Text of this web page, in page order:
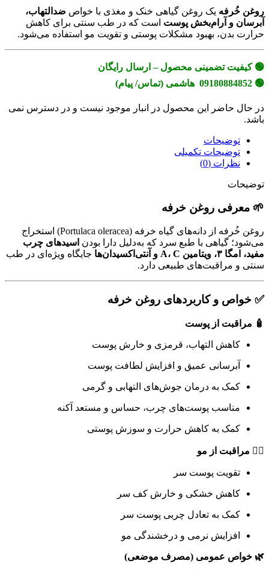
روغن خُرفه یک روغن گیاهی خنک و مغذی با خواص ضدالتهاب،
آبرسان و آرام‌بخش پوست است که در طب سنتی برای کاهش
حرارت بدن، بهبود مشکلات پوستی و تقویت مو استفاده می‌شود.
🟢 کیفیت تضمینی محصول – ارسال رایگان
🟢 09180884852 هاشمی (تماس/ پیام)
در حال حاضر این محصول در انبار موجود نیست و در دسترس نمی
باشد.
توضیحات
توضیحات تکمیلی
نظرات (0)
توضیحات
🌱 معرفی روغن خرفه
روغن خُرفه از دانه‌های گیاه خرفه (Portulaca oleracea) استخراج
می‌شود؛ گیاهی با طبع سرد که به‌دلیل دارا بودن اسیدهای چرب
مفید، امگا ۳، ویتامین A، C و آنتی‌اکسیدان‌ها
جایگاه ویژه‌ای در طب
سنتی و مراقبت‌های طبیعی دارد.
✅ خواص و کاربردهای روغن خرفه
🧴 مراقبت از پوست
کاهش التهاب، قرمزی و خارش پوست
آبرسانی عمیق و افزایش لطافت پوست
کمک به درمان جوش‌های التهابی و گرمی
مناسب پوست‌های چرب، حساس و مستعد آکنه
کمک به کاهش حرارت و سوزش پوستی
💇‍♀️ مراقبت از مو
تقویت پوست سر
کاهش خشکی و خارش کف سر
کمک به تعادل چربی پوست سر
افزایش نرمی و درخشندگی مو
🌿 خواص عمومی (مصرف موضعی)